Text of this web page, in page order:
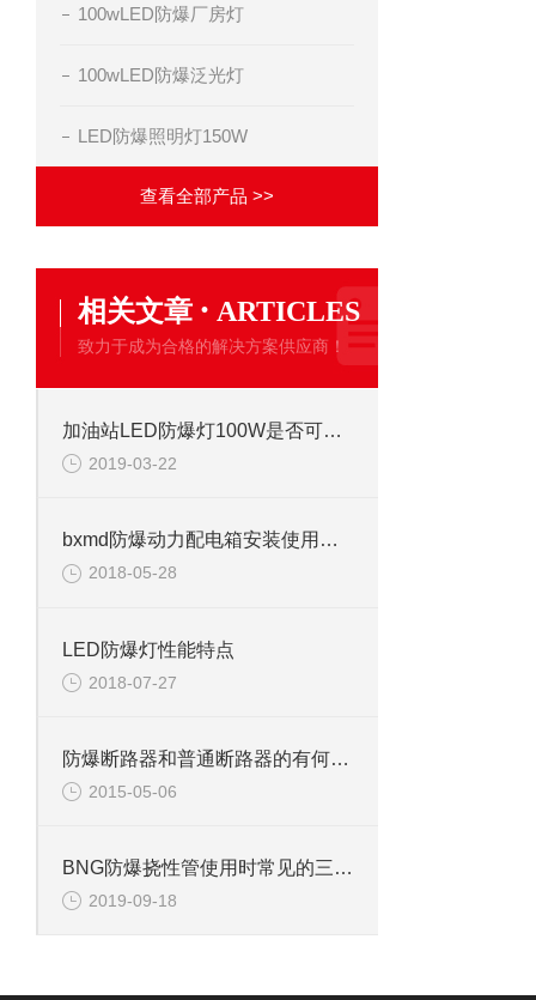
100wLED防爆厂房灯
100wLED防爆泛光灯
LED防爆照明灯150W
查看全部产品 >>
相关文章 · ARTICLES
致力于成为合格的解决方案供应商！
加油站LED防爆灯100W是否可以做防眩光
2019-03-22
bxmd防爆动力配电箱安装使用小常识
2018-05-28
LED防爆灯性能特点
2018-07-27
防爆断路器和普通断路器的有何差异？
2015-05-06
BNG防爆挠性管使用时常见的三种不当情况
2019-09-18